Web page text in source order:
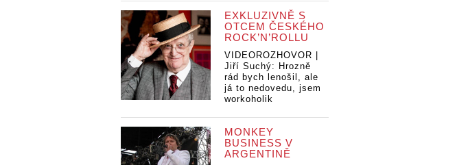
EXKLUZIVNĚ S
OTCEM ČESKÉHO
ROCK’N’ROLLU
VIDEOROZHOVOR |
Jiří Suchý: Hrozně
rád bych lenošil, ale
já to nedovedu, jsem
workoholik
MONKEY
BUSINESS V
ARGENTINĚ